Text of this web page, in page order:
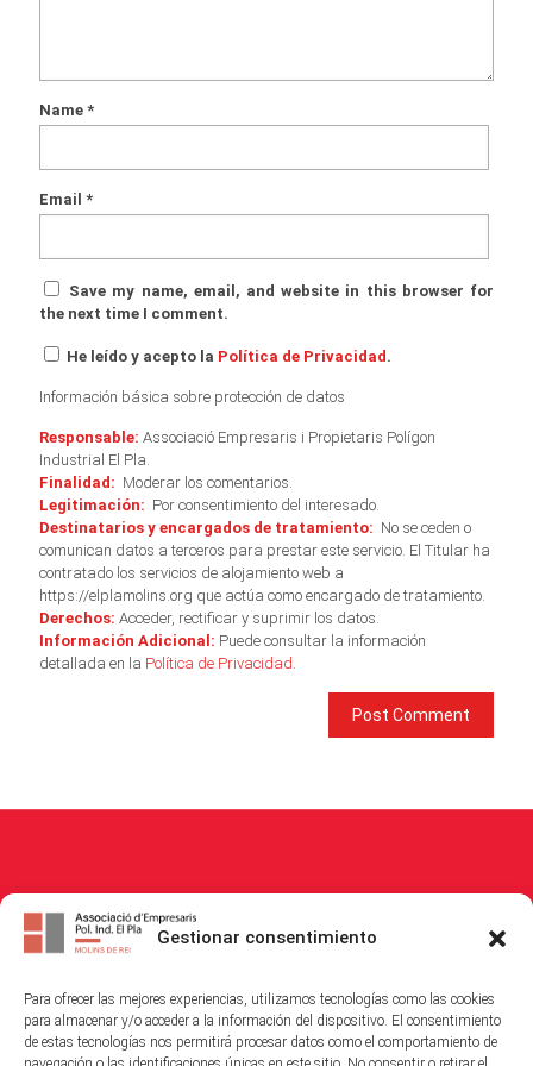
Gestionar consentimiento
Para ofrecer las mejores experiencias, utilizamos tecnologías como las cookies
para almacenar y/o acceder a la información del dispositivo. El consentimiento
de estas tecnologías nos permitirá procesar datos como el comportamiento de
Name *
Email *
Save my name, email, and website in this browser for
the next time I comment.
He leído y acepto la Política de Privacidad .
Información básica sobre protección de datos
Responsable: Associació Empresaris i Propietaris Polígon
Industrial El Pla.
Finalidad: Moderar los comentarios.
Legitimación: Por consentimiento del interesado.
Destinatarios y encargados de tratamiento: No se ceden o
comunican datos a terceros para prestar este servicio. El Titular ha
contratado los servicios de alojamiento web a
https://elplamolins.org que actúa como encargado de tratamiento.
Derechos: Acceder, rectificar y suprimir los datos.
Información Adicional: Puede consultar la información
detallada en la Política de Privacidad.
© 2026Associació Empresaris i Propietaris Polígon Industrial El Pla
Rights Reserved.
Política de Cookies|Política de Privacitat| Avis Legal